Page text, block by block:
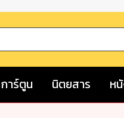
การ์ตูน นิตยสาร ห